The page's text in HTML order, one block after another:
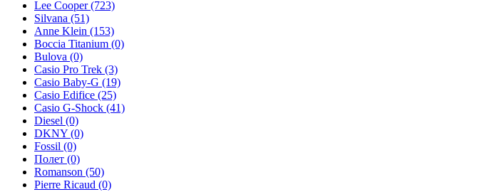
Lee Cooper(723)
Silvana (51)
Anne Klein (153)
Boccia Titanium (0)
Bulova (0)
Casio Pro Trek (3)
Casio Baby-G (19)
Casio Edifice (25)
Casio G-Shock (41)
Diesel (0)
DKNY (0)
Fossil (0)
Полет (0)
Romanson (50)
Pierre Ricaud (0)